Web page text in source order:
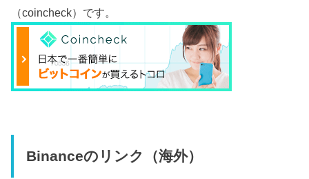
（coincheck）です。
Binanceのリンク（海外）